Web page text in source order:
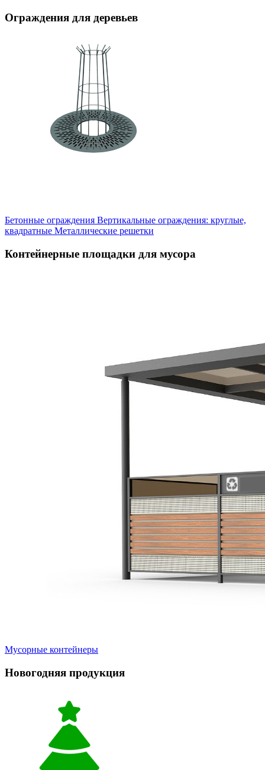
Ограждения для деревьев
Бетонные ограждения Вертикальные ограждения: круглые,
квадратные Металлические решетки
Контейнерные площадки для мусора
Мусорные контейнеры
Новогодняя продукция